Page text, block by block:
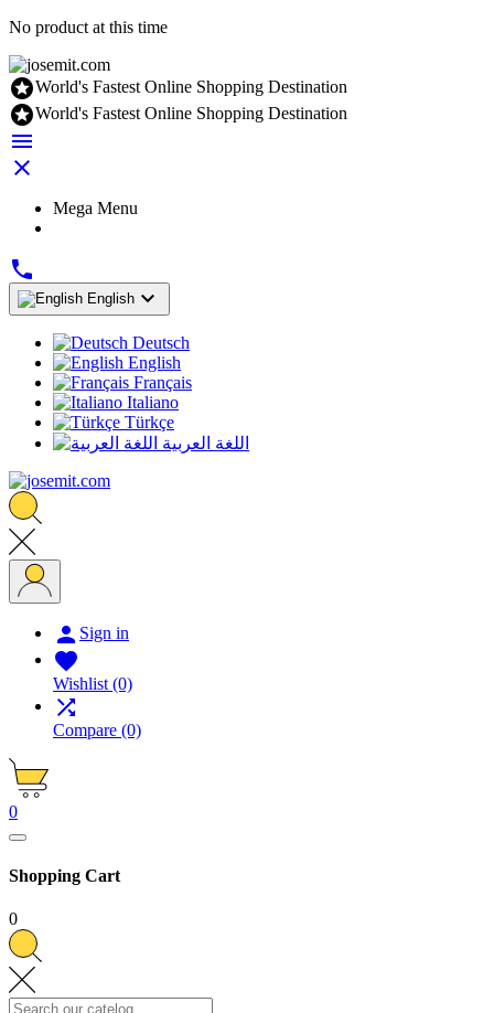
No product at this time
World's Fastest Online Shopping Destination
World's Fastest Online Shopping Destination


Mega Menu

English 
Deutsch
English
Français
Italiano
Türkçe
اللغة العربية
 Sign in

Wishlist (0)

Compare (0)
0
Shopping Cart
0